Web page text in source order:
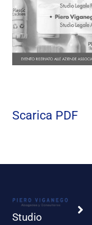
Scarica PDF
Studio